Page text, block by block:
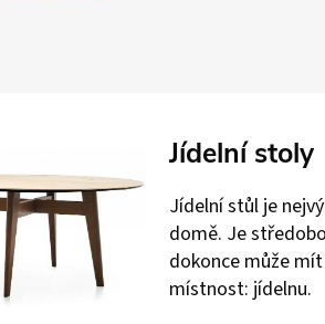
Jídelní stoly
Jídelní stůl je
domě. Je
dokonce může
místnost: jídelnu.